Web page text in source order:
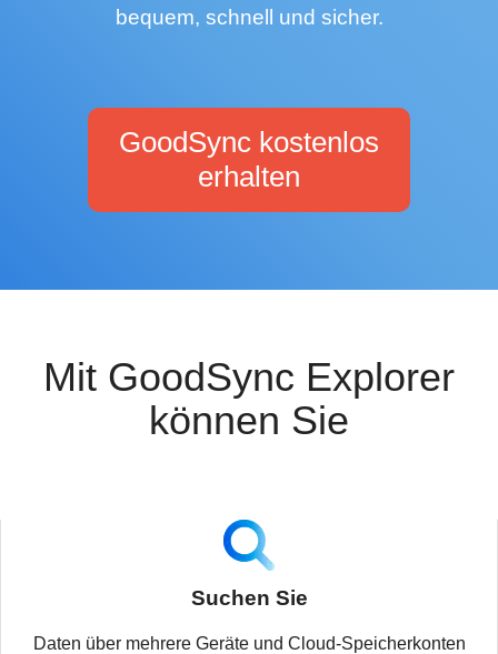
bequem, schnell und sicher.
GoodSync kostenlos
erhalten
Mit GoodSync Explorer
können Sie
Suchen Sie
Daten über mehrere Geräte und Cloud-Speicherkonten